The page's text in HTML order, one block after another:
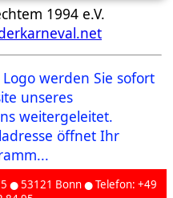
1994 e.V.
werden Sie sofort
unseres
weitergeleitet.
öffnet Ihr
● 53121 Bonn ● Telefon: +49